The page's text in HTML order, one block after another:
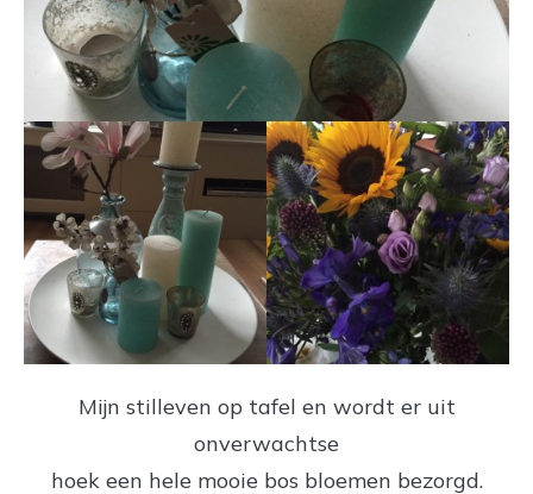
Mijn stilleven op tafel en wordt er uit
onverwachtse
hoek een hele mooie bos bloemen bezorgd.